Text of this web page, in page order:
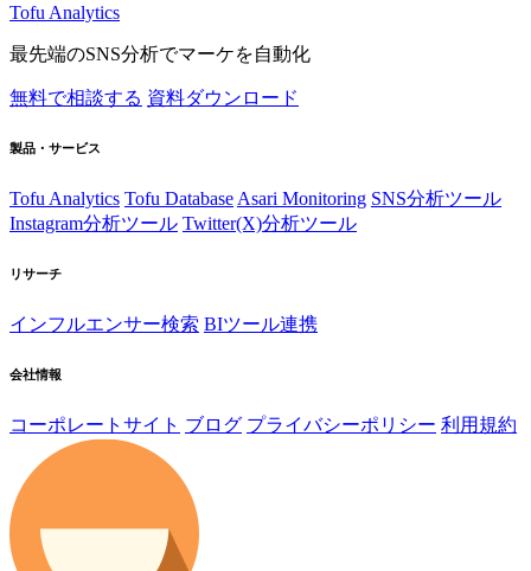
Tofu Analytics
最先端のSNS分析でマーケを自動化
無料で相談する 資料ダウンロード
製品・サービス
Tofu Analytics Tofu Database Asari Monitoring SNS分析ツール
Instagram分析ツール Twitter(X)分析ツール
リサーチ
インフルエンサー検索 BIツール連携
会社情報
コーポレートサイト ブログ プライバシーポリシー 利用規約